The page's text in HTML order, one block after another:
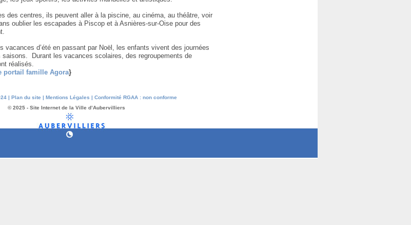
des centres, ils peuvent aller à la piscine, au cinéma, au théâtre, voir
oublier les escapades à Piscop et à Asnières-sur-Oise pour des
vacances d’été en passant par Noël, les enfants vivent des journées
Durant les vacances scolaires, des regroupements de
réalisés.
portail famille Agora}
| Plan du site | Mentions Légales | Conformité RGAA : non conforme
© 2025 - Site Internet de la Ville d’Aubervilliers